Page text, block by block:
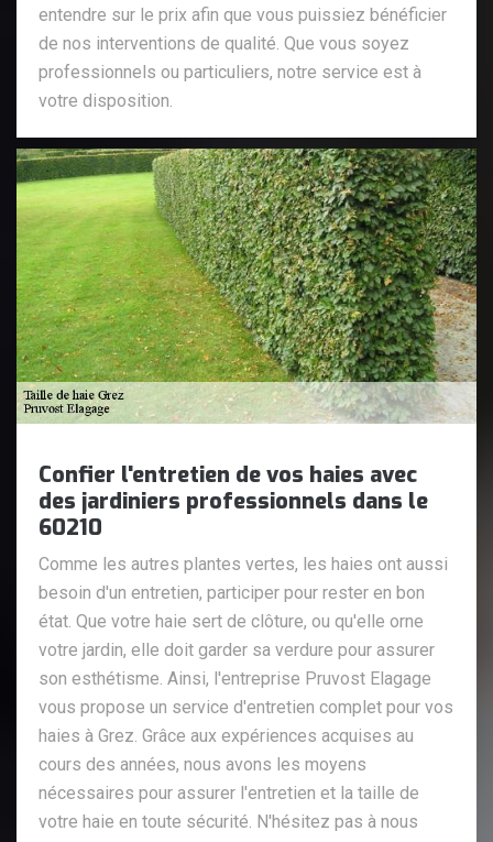
entendre sur le prix afin que vous puissiez bénéficier
de nos interventions de qualité. Que vous soyez
professionnels ou particuliers, notre service est à
votre disposition.
Confier l'entretien de vos haies avec
des jardiniers professionnels dans le
60210
Comme les autres plantes vertes, les haies ont aussi
besoin d'un entretien, participer pour rester en bon
état. Que votre haie sert de clôture, ou qu'elle orne
votre jardin, elle doit garder sa verdure pour assurer
son esthétisme. Ainsi, l'entreprise Pruvost Elagage
vous propose un service d'entretien complet pour vos
haies à Grez. Grâce aux expériences acquises au
cours des années, nous avons les moyens
nécessaires pour assurer l'entretien et la taille de
votre haie en toute sécurité. N'hésitez pas à nous